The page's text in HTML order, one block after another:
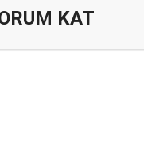
KAT